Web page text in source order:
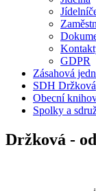
GDPR
Zásahová
SDH Držková
Obecní
Spolky a
Držková -